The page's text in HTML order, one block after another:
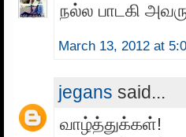
நல்ல பாடகி
March 13, 2012 at
jegans said...
வாழ்த்துக்கள்!